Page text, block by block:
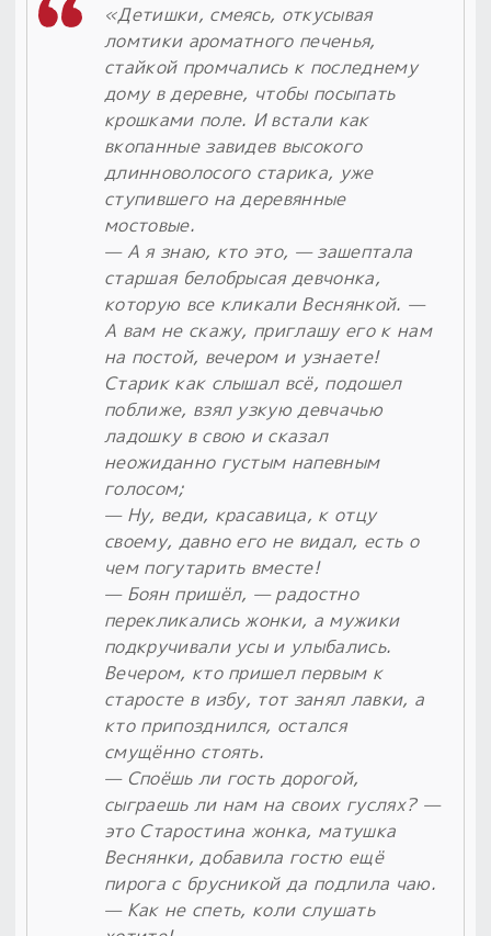
«Детишки, смеясь, откусывая
ломтики ароматного печенья,
стайкой промчались к последнему
дому в деревне, чтобы посыпать
крошками поле. И встали как
вкопанные завидев высокого
длинноволосого старика, уже
ступившего на деревянные
мостовые.
— А я знаю, кто это, — зашептала
старшая белобрысая девчонка,
которую все кликали Веснянкой. —
А вам не скажу, приглашу его к нам
на постой, вечером и узнаете!
Старик как слышал всё, подошел
поближе, взял узкую девчачью
ладошку в свою и сказал
неожиданно густым напевным
голосом;
— Ну, веди, красавица, к отцу
своему, давно его не видал, есть о
чем погутарить вместе!
— Боян пришёл, — радостно
перекликались жонки, а мужики
подкручивали усы и улыбались.
Вечером, кто пришел первым к
старосте в избу, тот занял лавки, а
кто припозднился, остался
смущённо стоять.
— Споёшь ли гость дорогой,
сыграешь ли нам на своих гуслях? —
это Старостина жонка, матушка
Веснянки, добавила гостю ещё
пирога с брусникой да подлила чаю.
— Как не спеть, коли слушать